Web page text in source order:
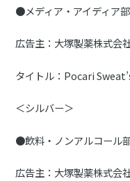
●メディア・アイディア
広告主：大塚製薬株式会
タイトル：Pocari
＜シルバー＞
●飲料・ノンアルコール
広告主：大塚製薬株式会